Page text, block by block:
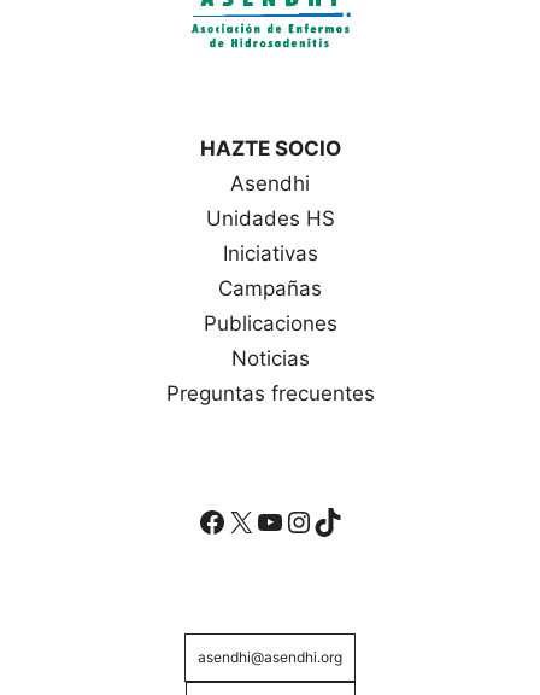
HAZTE SOCIO
Asendhi
Unidades HS
Iniciativas
Campañas
Publicaciones
Noticias
Preguntas frecuentes
Facebook
X YouTube
Instagram
TikTok
asendhi@asendhi.org